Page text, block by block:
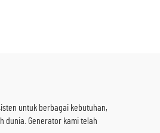
untuk berbagai kebutuhan,
dunia. Generator kami telah